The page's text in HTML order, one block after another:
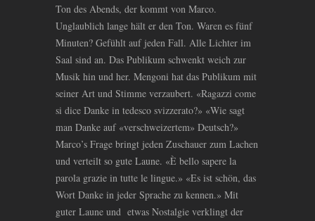
Ton des Abends, der kommt von Marco.
Unglaublich lange hält er den Ton. Waren es fünf
Minuten? Gefühlt auf jeden Fall. Alle Lichter im
Saal sind an. Das Publikum schwenkt weich zur
Musik hin und her. Mengoni hat das Publikum mit
seiner Art und Stimme verzaubert. «Ragazzi come
si dice Danke in tedesco svizzerato?» «Wie sagt
man Danke auf «verschweizertem» Deutsch?»
Marco’s Frage bringt jeden Zuschauer zum Lachen
und verteilt so gute Laune. «È bello sapere la
parola grazie in tutte le lingue.» «Es ist schön, das
Wort Danke in jeder Sprache zu kennen.» Mit
guter Laune und etwas Nostalgie verklingt der